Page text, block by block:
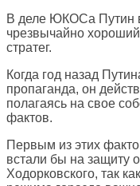
В деле ЮКОСа Путин
чрезвычайно
стратег.
Когда год назад
пропаганда, он
полагаясь на свое
фактов.
Первым из этих
встали бы на защиту
Ходорковского, так